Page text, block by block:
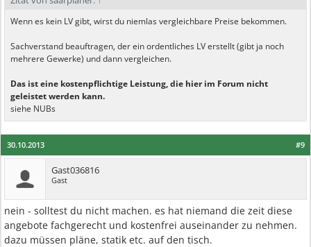
Wenn es kein LV gibt, wirst du niemlas vergleichbare Preise bekommen.
Sachverstand beauftragen, der ein ordentliches LV erstellt (gibt ja noch
mehrere Gewerke) und dann vergleichen.
Das ist eine kostenpflichtige Leistung, die hier im Forum nicht
geleistet werden kann.
siehe NUBs
#9
30.10.2013
Gast036816
Gast
nein - solltest du nicht machen. es hat niemand die zeit diese
angebote fachgerecht und kostenfrei auseinander zu nehmen.
dazu müssen pläne, statik etc. auf den tisch.